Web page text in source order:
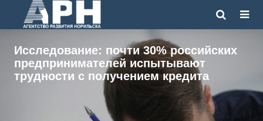
Исследование: почти 30% российских
предпринимателей испытывают
трудности с получением кредита